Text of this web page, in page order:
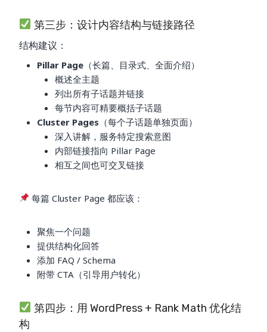
第三步：设计内容结构与链接路径
结构建议：
Pillar Page （长篇、目录式、全面介绍）
概述全主题
列出所有子话题并链接
每节内容可精要概括子话题
Cluster Pages （每个子话题单独页面）
深入讲解，服务特定搜索意图
内部链接指向 Pillar Page
相互之间也可交叉链接
每篇 Cluster Page 都应该：
聚焦一个问题
提供结构化回答
添加 FAQ / Schema
附带 CTA（引导用户转化）
第四步：用 WordPress + Rank Math 优化结
构